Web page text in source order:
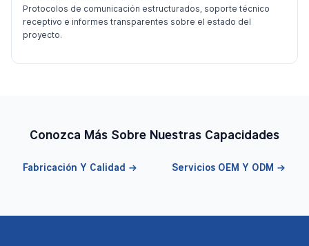
Protocolos de comunicación estructurados, soporte técnico
receptivo e informes transparentes sobre el estado del
proyecto.
Conozca Más Sobre Nuestras Capacidades
Fabricación Y Calidad → Servicios OEM Y ODM →